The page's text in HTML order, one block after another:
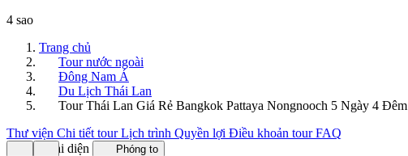
4 sao
Trang chủ
Tour nước ngoài
Đông Nam Á
Du Lịch Thái Lan
Tour Thái Lan Giá Rẻ Bangkok Pattaya Nongnooch 5 Ngày 4 Đêm
Thư viện Chi tiết tourLịch trình Quyền lợi Điều khoản tourFAQ
Ảnh đại diện
Phóng to